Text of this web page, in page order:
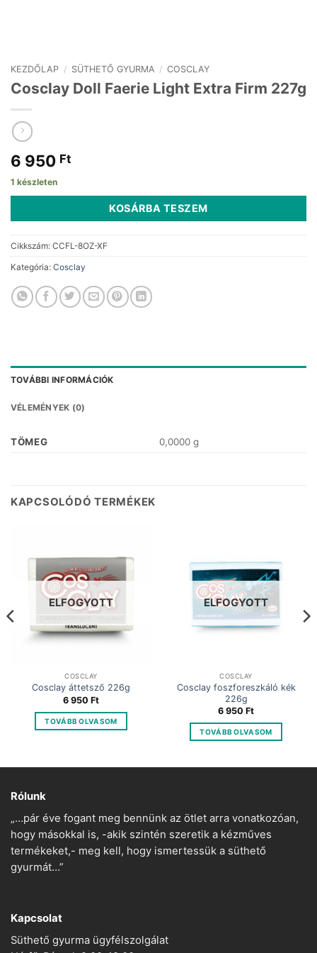
KEZDŐLAP / SÜTHETŐ GYURMA / COSCLAY
Cosclay Doll Faerie Light Extra Firm 227g
6 950 Ft
1 készleten
KOSÁRBA TESZEM
Cikkszám: CCFL-8OZ-XF
Kategória: Cosclay
TOVÁBBI INFORMÁCIÓK
VÉLEMÉNYEK (0)
TÖMEG 0,0000 g
KAPCSOLÓDÓ TERMÉKEK
ELFOGYOTT
COSCLAY
Cosclay áttetsző 226g
6 950 Ft
TOVÁBB OLVASOM
ELFOGYOTT
COSCLAY
Cosclay foszforeszkáló kék
226g
6 950 Ft
TOVÁBB OLVASOM
Rólunk
„…pár éve fogant meg bennünk az ötlet arra vonatkozóan,
hogy másokkal is, -akik szintén szeretik a kézműves
termékeket,- meg kell, hogy ismertessük a süthető
gyurmát…”
Kapcsolat
Süthető gyurma ügyfélszolgálat